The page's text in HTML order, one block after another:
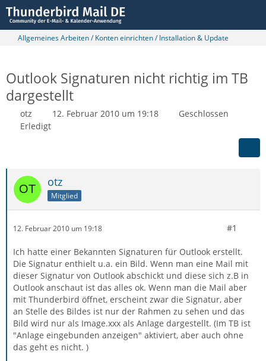
Allgemeines Arbeiten / Konten einrichten / Installation & Update
Outlook Signaturen nicht richtig im TB
dargestellt
otz 12. Februar 2010 um 19:18
Geschlossen
Erledigt
otz
Mitglied
12. Februar 2010 um 19:18 #1
Ich hatte einer Bekannten Signaturen für Outlook erstellt.
Die Signatur enthielt u.a. ein Bild. Wenn man eine Mail mit
dieser Signatur von Outlook abschickt und diese sich z.B in
Outlook anschaut ist das alles ok. Wenn man die Mail aber
mit Thunderbird öffnet, erscheint zwar die Signatur, aber
an Stelle des Bildes ist nur der Rahmen zu sehen und das
Bild wird nur als Image.xxx als Anlage dargestellt. (Im TB ist
"Anlage eingebunden anzeigen" aktiviert, aber auch ohne
das geht es nicht. )